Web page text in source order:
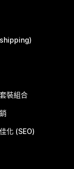
裝組合
化 (SEO)